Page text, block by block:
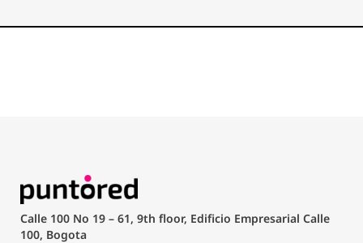
Calle 100 No 19 – 61, 9th floor, Edificio Empresarial Calle
100, Bogota